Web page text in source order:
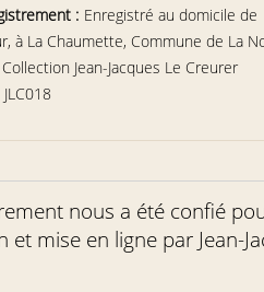
: Enregistré au domicile de
à La Chaumette, Commune de La
Collection Jean-Jacques Le Creurer
JLC018
nous a été confié
et mise en ligne par Jean-